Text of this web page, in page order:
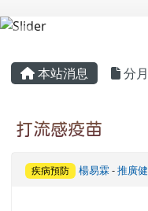
本站消息 分
打流感疫苗
疾病預防 楊易霖-推廣